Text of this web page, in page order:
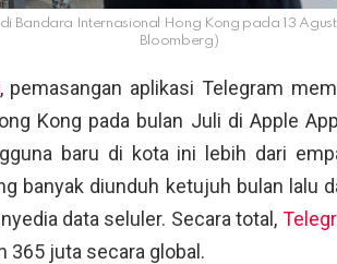
di Bandara Internasional Hong Kong pada 13
Bloomberg)
, pemasangan aplikasi Telegram
Kong pada bulan Juli di Apple
baru di kota ini lebih dari
banyak diunduh ketujuh bulan lalu
data seluler. Secara total,
365 juta secara global.